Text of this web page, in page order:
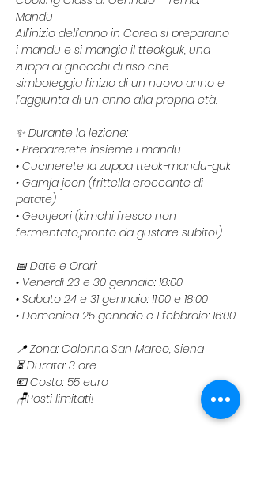
Mandu
All’inizio dell’anno in Corea si preparano
i mandu e si mangia il tteokguk, una
zuppa di gnocchi di riso che
simboleggia l’inizio di un nuovo anno e
l’aggiunta di un anno alla propria età.
✨ Durante la lezione:
• Preparerete insieme i mandu
• Cucinerete la zuppa tteok-mandu-guk
• Gamja jeon (frittella croccante di
patate)
• Geotjeori (kimchi fresco non
fermentato,pronto da gustare subito!)
📅 Date e Orari:
• Venerdì 23 e 30 gennaio: 18:00
• Sabato 24 e 31 gennaio: 11:00 e 18:00
• Domenica 25 gennaio e 1 febbraio: 16:00
📍 Zona: Colonna San Marco, Siena
⏳ Durata: 3 ore
💶 Costo: 55 euro
🪑Posti limitati!